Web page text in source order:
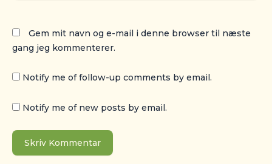
Gem mit navn og e-mail i denne browser til næste
gang jeg kommenterer.
Notify me of follow-up comments by email.
Notify me of new posts by email.